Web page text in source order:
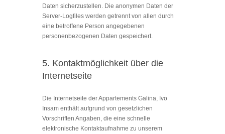
Daten sicherzustellen. Die anonymen Daten der
Server-Logfiles werden getrennt von allen durch
eine betroffene Person angegebenen
personenbezogenen Daten gespeichert.
5. Kontaktmöglichkeit über die
Internetseite
Die Internetseite der Appartements Galina, Ivo
Insam enthält aufgrund von gesetzlichen
Vorschriften Angaben, die eine schnelle
elektronische Kontaktaufnahme zu unserem